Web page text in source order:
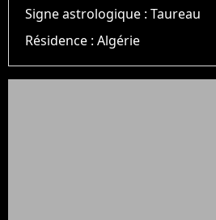
Signe astrologique :Taureau
Résidence :Algérie